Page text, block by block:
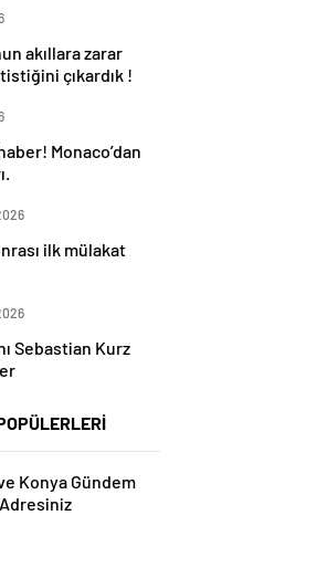
akıllara zarar
çıkardık !
Monaco’dan
ilk mülakat
Sebastian Kurz
Konya Gündem